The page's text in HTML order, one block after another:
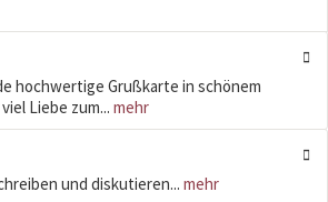
hochwertige Grußkarte in schönem
Liebe zum... mehr
und diskutieren... mehr